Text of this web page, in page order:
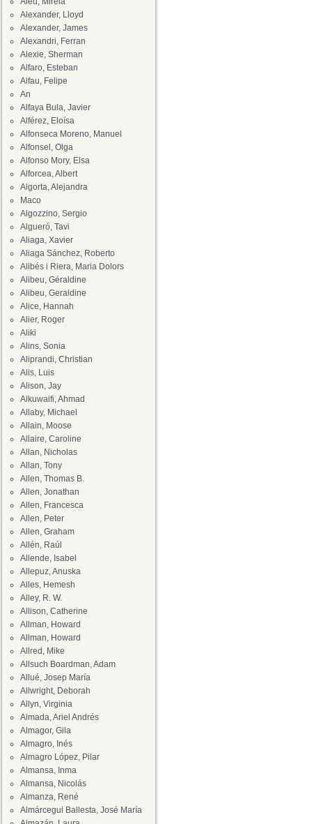
Alexander, Lloyd
Alexander, James
Alexandri, Ferran
Alexie, Sherman
Alfaro, Esteban
Alfau, Felipe
An
Alfaya Bula, Javier
Alférez, Eloísa
Alfonseca Moreno, Manuel
Alfonsel, Olga
Alfonso Mory, Elsa
Alforcea, Albert
Algorta, Alejandra
Maco
Algozzino, Sergio
Algueró, Tavi
Aliaga, Xavier
Aliaga Sánchez, Roberto
Alibés i Riera, Maria Dolors
Alibeu, Géraldine
Alibeu, Geraldine
Alice, Hannah
Alier, Roger
Aliki
Alins, Sonia
Aliprandi, Christian
Alis, Luis
Alison, Jay
Alkuwaifi, Ahmad
Allaby, Michael
Allain, Moose
Allaire, Caroline
Allan, Nicholas
Allan, Tony
Allen, Thomas B.
Allen, Jonathan
Allen, Francesca
Allen, Peter
Allen, Graham
Allén, Raúl
Allende, Isabel
Allepuz, Anuska
Alles, Hemesh
Alley, R. W.
Allison, Catherine
Allman, Howard
Allman, Howard
Allred, Mike
Allsuch Boardman, Adam
Allué, Josep María
Allwright, Deborah
Allyn, Virginia
Almada, Ariel Andrés
Almagor, Gila
Almagro, Inés
Almagro López, Pilar
Almansa, Inma
Almansa, Nicolás
Almanza, René
Almárcegui Ballesta, José María